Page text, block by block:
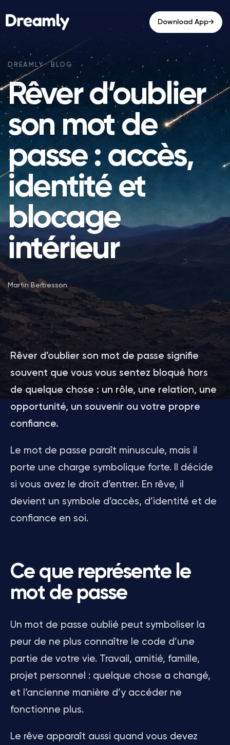
Download App→
Rêver d’oublier
son mot de
passe : accès,
identité et
blocage
intérieur
Martin Berbesson
Rêver d’oublier son mot de passe signifie
souvent que vous vous sentez bloqué hors
de quelque chose : un rôle, une relation, une
opportunité, un souvenir ou votre propre
confiance.
Le mot de passe paraît minuscule, mais il
porte une charge symbolique forte. Il décide
si vous avez le droit d’entrer. En rêve, il
devient un symbole d’accès, d’identité et de
confiance en soi.
Ce que représente le
mot de passe
Un mot de passe oublié peut symboliser la
peur de ne plus connaître le code d’une
partie de votre vie. Travail, amitié, famille,
projet personnel : quelque chose a changé,
et l’ancienne manière d’y accéder ne
fonctionne plus.
Le rêve apparaît aussi quand vous devez